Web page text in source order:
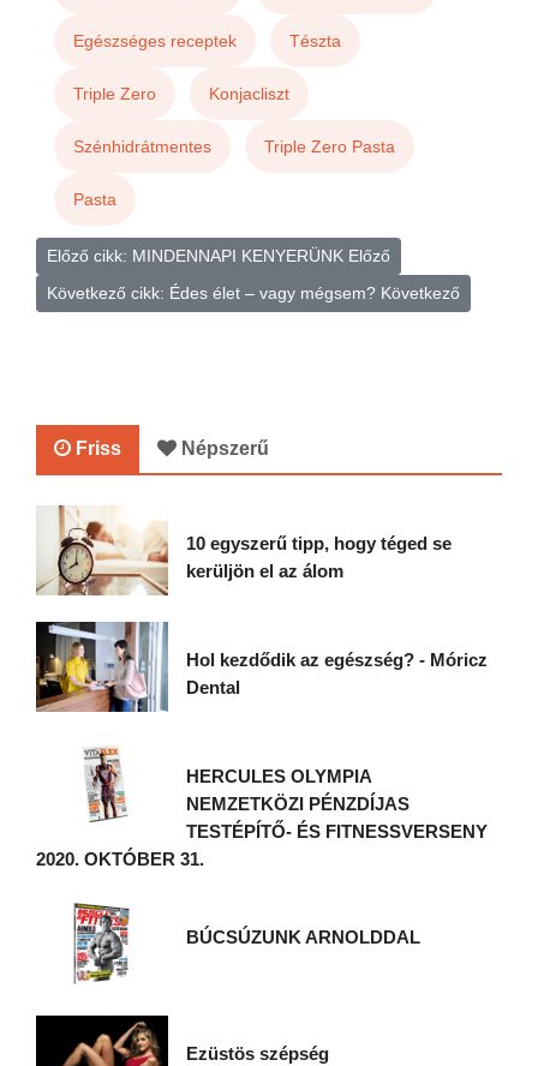
Egészséges receptek Tészta
Triple Zero Konjacliszt
Szénhidrátmentes Triple Zero Pasta
Pasta
Előző cikk: MINDENNAPI KENYERÜNK Előző
Következő cikk: Édes élet – vagy mégsem? Következő
Friss Népszerű
10 egyszerű tipp, hogy téged se
kerüljön el az álom
Hol kezdődik az egészség? - Móricz
Dental
HERCULES OLYMPIA
NEMZETKÖZI PÉNZDÍJAS
TESTÉPÍTŐ- ÉS FITNESSVERSENY
2020. OKTÓBER 31.
BÚCSÚZUNK ARNOLDDAL
Ezüstös szépség